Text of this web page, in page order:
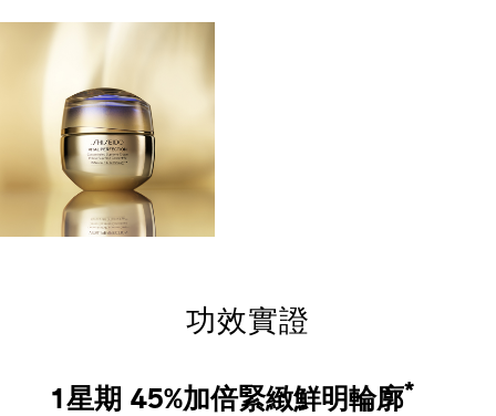
功效實證
1星期 45%加倍緊緻鮮明輪廓*